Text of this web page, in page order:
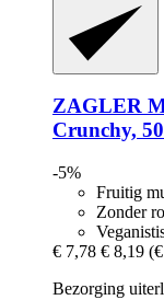
ZAGLER
Crunchy,
-5%
Fruitig
Zonder
€ 7,78 € 8,19
Bezorging